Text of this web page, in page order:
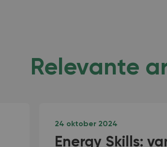
Relevante
24 oktober 2024
Energy Skills: